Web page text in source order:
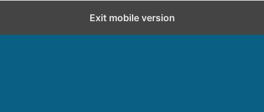
Exit mobile version